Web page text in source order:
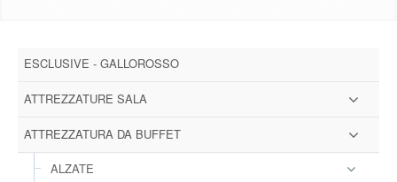
CONTATTI
ESCLUSIVE - GALLOROSSO
ATTREZZATURE SALA
ATTREZZATURA DA BUFFET
ALZATE